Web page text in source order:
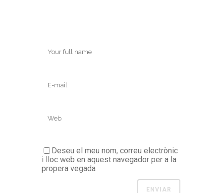
Deseu el meu nom, correu electrònic
i lloc web en aquest navegador per a la
propera vegada